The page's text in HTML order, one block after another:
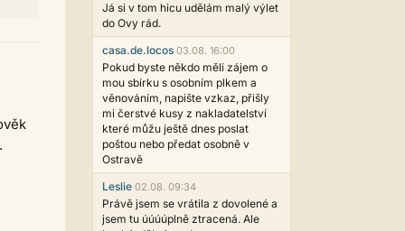
Já si v tom hicu udělám malý výlet
do Ovy rád.
casa.de.locos 03.08. 16:00
Pokud byste někdo měli zájem o
mou sbírku s osobním plkem a
věnováním, napište vzkaz, přišly
mi čerstvé kusy z nakladatelství
které můžu ještě dnes poslat
poštou nebo předat osobně v
Ostravě
Leslie 02.08. 09:34
Právě jsem se vrátila z dovolené a
jsem tu úúúúplně ztracená. Ale